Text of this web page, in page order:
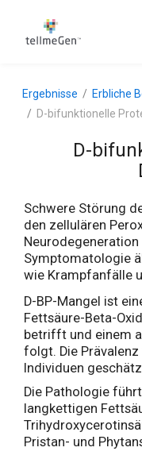
Ergebnisse
Erbliche
D-bifunktionelle
D-
Schwere Störung
den zellulären
Symptomatologie
wie Krampfanfälle
D-BP-Mangel ist
Fettsäure-Beta-
betrifft und einem
folgt. Die
Individuen
Die Pathologie
langkettigen
Pristan- und